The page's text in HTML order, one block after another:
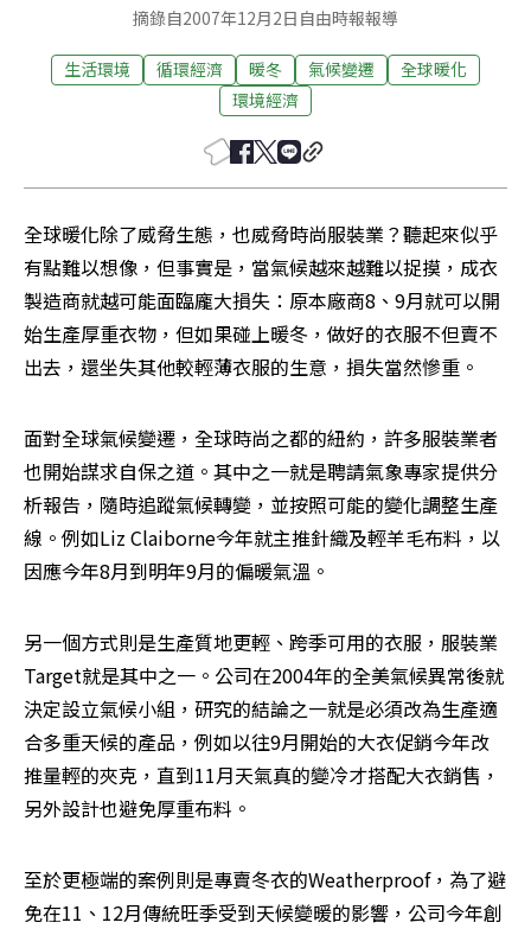
摘錄自2007年12月2日自由時報報導
生活環境 循環經濟 暖冬 氣候變遷
全球暖化
環境經濟
全球暖化除了威脅生態，也威脅時尚服裝業？聽起來似乎
有點難以想像，但事實是，當氣候越來越難以捉摸，成衣
製造商就越可能面臨龐大損失：原本廠商8、9月就可以開
始生產厚重衣物，但如果碰上暖冬，做好的衣服不但賣不
出去，還坐失其他較輕薄衣服的生意，損失當然慘重。
面對全球氣候變遷，全球時尚之都的紐約，許多服裝業者
也開始謀求自保之道。其中之一就是聘請氣象專家提供分
析報告，隨時追蹤氣候轉變，並按照可能的變化調整生產
線。例如Liz Claiborne今年就主推針織及輕羊毛布料，以
因應今年8月到明年9月的偏暖氣溫。
另一個方式則是生產質地更輕、跨季可用的衣服，服裝業
Target就是其中之一。公司在2004年的全美氣候異常後就
決定設立氣候小組，研究的結論之一就是必須改為生產適
合多重天候的產品，例如以往9月開始的大衣促銷今年改
推量輕的夾克，直到11月天氣真的變冷才搭配大衣銷售，
另外設計也避免厚重布料。
至於更極端的案例則是專賣冬衣的Weatherproof，為了避
免在11、12月傳統旺季受到天候變暖的影響，公司今年創